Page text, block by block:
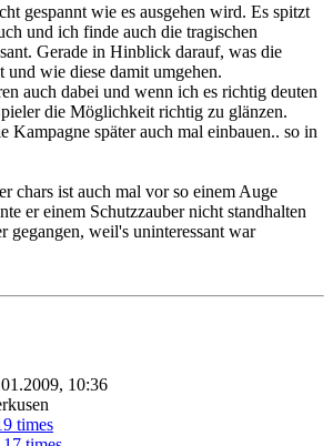
gespannt wie es ausgehen wird. Es spitzt
und ich finde auch die tragischen
Gerade in Hinblick darauf, was die
und wie diese damit umgehen.
auch dabei und wenn ich es richtig deuten
die Möglichkeit richtig zu glänzen.
Kampagne später auch mal einbauen.. so in
chars ist auch mal vor so einem Auge
er einem Schutzzauber nicht standhalten
gegangen, weil's uninteressant war
10:36
times